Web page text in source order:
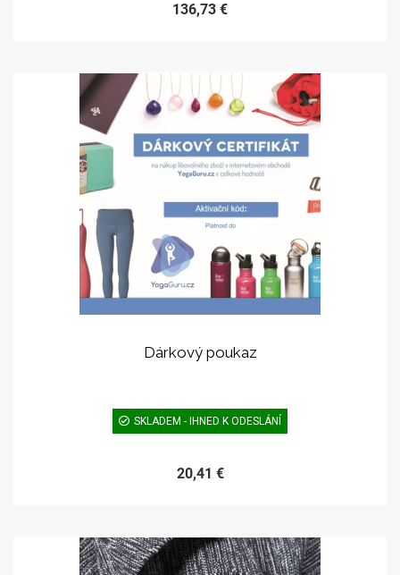
136,73 €
Dárkový poukaz
SKLADEM - IHNED K ODESLÁNÍ
20,41 €